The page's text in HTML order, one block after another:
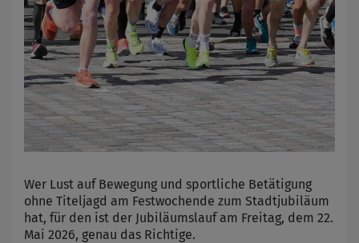
Wer Lust auf Bewegung und sportliche Betätigung
ohne Titeljagd am Festwochende zum Stadtjubiläum
hat, für den ist der Jubiläumslauf am Freitag, dem 22.
Mai 2026, genau das Richtige.